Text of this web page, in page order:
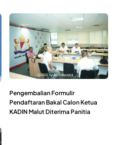
Pengembalian Formulir
Pendaftaran Bakal Calon Ketua
KADIN Malut Diterima Panitia